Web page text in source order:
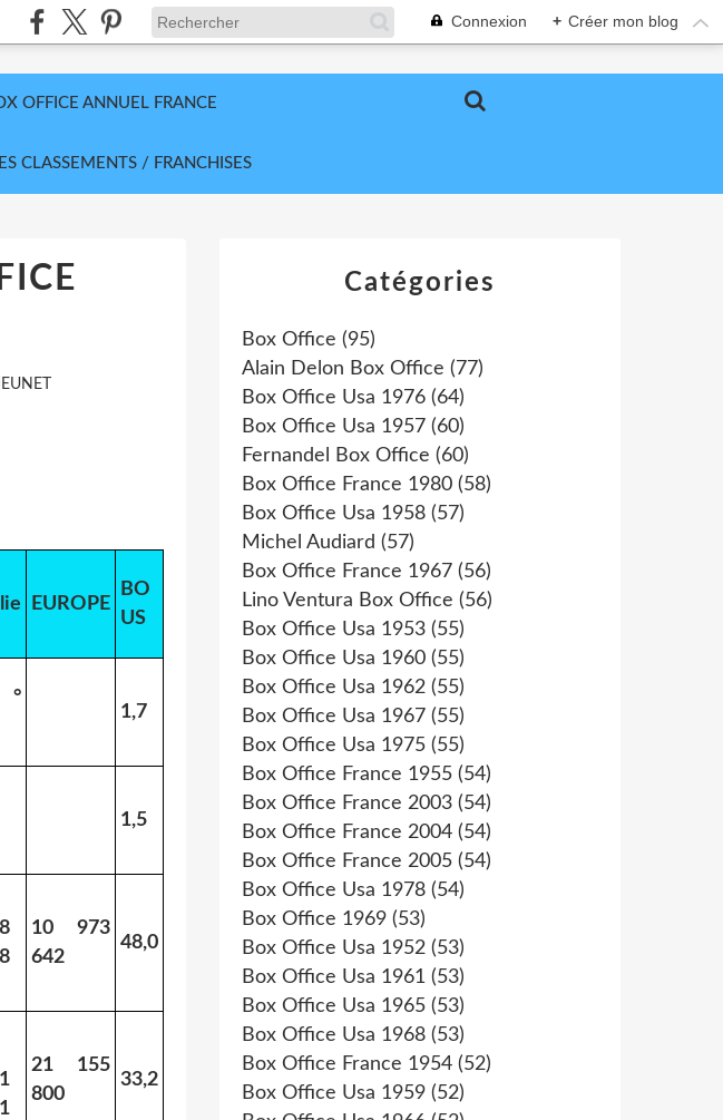
Connexion + Créer mon blog
OFFICE ANNUEL FRANCE
CLASSEMENTS / FRANCHISES
EUROPE
BO
US
°
1,7
1,5
10 973
642
48,0
21 155
800
33,2
Catégories
Box Office (95)
Alain Delon Box Office (77)
Box Office Usa 1976 (64)
Box Office Usa 1957 (60)
Fernandel Box Office (60)
Box Office France 1980 (58)
Box Office Usa 1958 (57)
Michel Audiard (57)
Box Office France 1967 (56)
Lino Ventura Box Office (56)
Box Office Usa 1953 (55)
Box Office Usa 1960 (55)
Box Office Usa 1962 (55)
Box Office Usa 1967 (55)
Box Office Usa 1975 (55)
Box Office France 1955 (54)
Box Office France 2003 (54)
Box Office France 2004 (54)
Box Office France 2005 (54)
Box Office Usa 1978 (54)
Box Office 1969 (53)
Box Office Usa 1952 (53)
Box Office Usa 1961 (53)
Box Office Usa 1965 (53)
Box Office Usa 1968 (53)
Box Office France 1954 (52)
Box Office Usa 1959 (52)